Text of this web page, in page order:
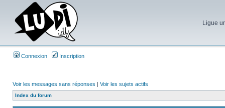
Ligue
Connexion Inscription
Voir les messages sans réponses | Voir les sujets actifs
Index du forum